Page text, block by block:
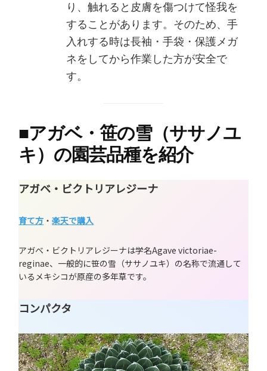
り、触れると皮膚を傷つけて怪我を
することがあります。そのため、手
入れする時は長袖・手袋・保護メガ
ネをしてから作業した方が安全で
す。
■アガベ・笹の雪（ササノユ
キ）の園芸品種を紹介
アガベ・ビクトリアレジーナ
育て方 ・楽天で購入
アガベ・ビクトリアレジーナは学名Agave victoriae-
reginae、一般的に笹の雪（ササノユキ）の名称で流通して
いるメキシコが原産の多年草です。
コンパクタ